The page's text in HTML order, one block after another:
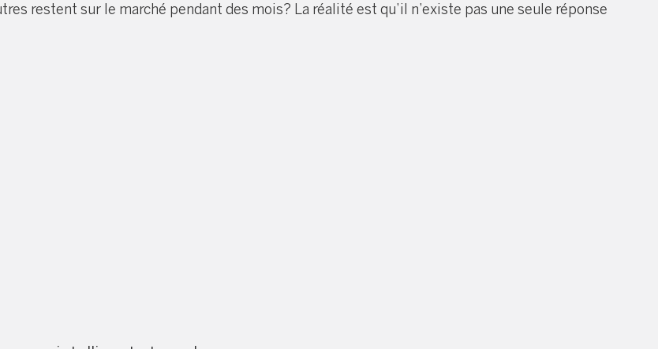
restent sur le marché pendant des mois? La réalité est qu’il n’existe pas une seule réponse